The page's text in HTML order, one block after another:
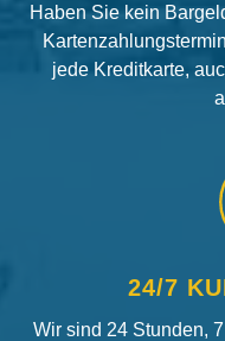
Haben Sie kein
jede Kreditkarte,
24/7
Wir sind 24 Stunden,